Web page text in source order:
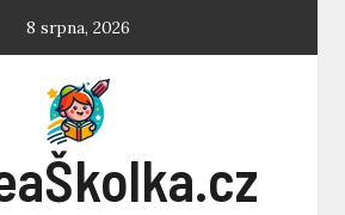
8 srpna, 2026